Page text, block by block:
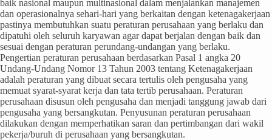
baik nasional maupun multinasional dalam menjalankan manajemen
dan operasionalnya sehari-hari yang berkaitan dengan ketenagakerjaan
pastinya membutuhkan suatu peraturan perusahaan yang berlaku dan
dipatuhi oleh seluruh karyawan agar dapat berjalan dengan baik dan
sesuai dengan peraturan perundang-undangan yang berlaku.
Pengertian peraturan perusahaan berdasarkan Pasal 1 angka 20
Undang-Undang Nomor 13 Tahun 2003 tentang Ketenagakerjaan
adalah peraturan yang dibuat secara tertulis oleh pengusaha yang
memuat syarat-syarat kerja dan tata tertib perusahaan. Peraturan
perusahaan disusun oleh pengusaha dan menjadi tanggung jawab dari
pengusaha yang bersangkutan. Penyusunan peraturan perusahaan
dilakukan dengan memperhatikan saran dan pertimbangan dari wakil
pekerja/buruh di perusahaan yang bersangkutan.